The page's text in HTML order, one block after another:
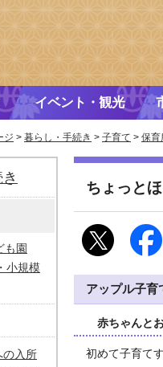
イベント・観光
ジ > 暮らし・手続き > 子育て > 保育
ちょっと
アップル子
赤ちゃんと
初めて子育て
も園
小規模
の入所